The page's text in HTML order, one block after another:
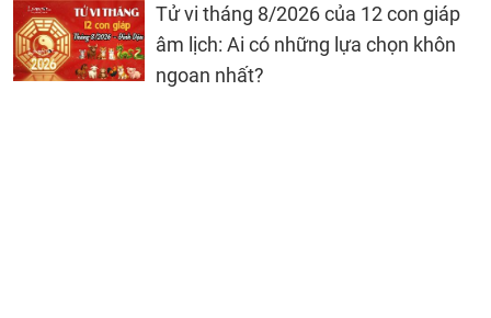
Tử vi tháng 8/2026 của 12 con giáp
âm lịch: Ai có những lựa chọn khôn
ngoan nhất?